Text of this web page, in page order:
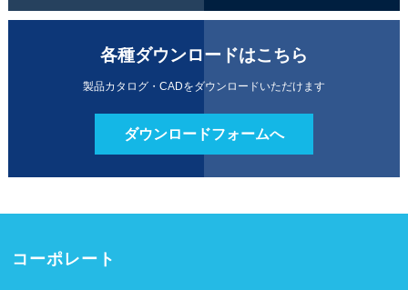
各種ダウンロードはこちら
製品カタログ・CADをダウンロードいただけます
ダウンロードフォームへ
コーポレート